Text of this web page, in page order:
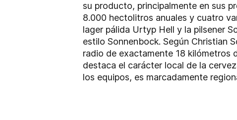
su producto, principalmente en sus
8.000 hectolitros anuales y cuatro
lager pálida Urtyp Hell y la pilsener
estilo Sonnenbock. Según Christian
radio de exactamente 18 kilómetros
destaca el carácter local de la
los equipos, es marcadamente